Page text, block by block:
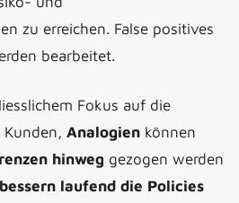
zu erreichen. False positives
bearbeitet.
Fokus auf die
Kunden, Analogien können
hinweg gezogen werden
laufend die Policies